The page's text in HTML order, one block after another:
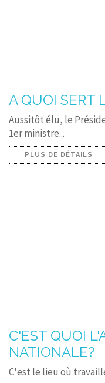
A QUOI SERT
Aussitôt élu, le
1er ministre...
PLUS DE DÉTAILS
C'EST QUOI
NATIONALE?
C'est le lieu où